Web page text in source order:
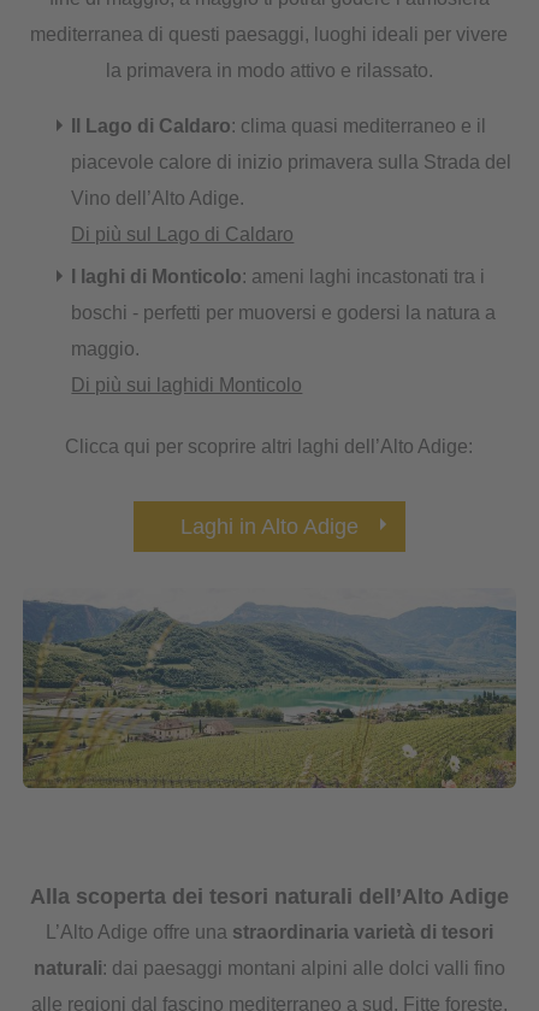
mediterranea di questi paesaggi, luoghi ideali per vivere
la primavera in modo attivo e rilassato.
Il Lago di Caldaro: clima quasi mediterraneo e il
piacevole calore di inizio primavera sulla Strada del
Vino dell’Alto Adige.
Di più sul Lago di Caldaro
I laghi di Monticolo: ameni laghi incastonati tra i
boschi - perfetti per muoversi e godersi la natura a
maggio.
Di più sui laghidi Monticolo
Clicca qui per scoprire altri laghi dell’Alto Adige:
Laghi in Alto Adige
Alla scoperta dei tesori naturali dell’Alto Adige
L’Alto Adige offre una straordinaria varietà di tesori
naturali: dai paesaggi montani alpini alle dolci valli fino
alle regioni dal fascino mediterraneo a sud. Fitte foreste,